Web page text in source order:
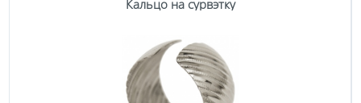
Кальцо на сурвэтку